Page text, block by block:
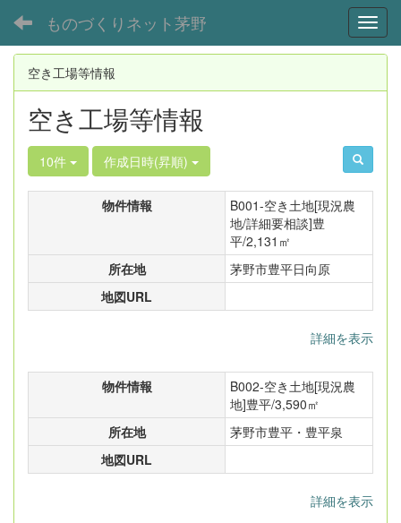
ものづくりネット茅野
空き工場等情報
空き工場等情報
10件 作成日時(昇順)
物件情報
B001-空き土地[現況農
地/詳細要相談]豊
平/2,131㎡
所在地
茅野市豊平日向原
地図URL
詳細を表示
物件情報
B002-空き土地[現況農
地]豊平/3,590㎡
所在地
茅野市豊平・豊平泉
地図URL
詳細を表示